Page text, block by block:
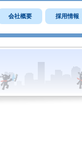
会社概要 採用情報